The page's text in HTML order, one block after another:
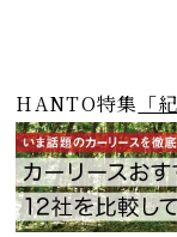
HANTO特集 「